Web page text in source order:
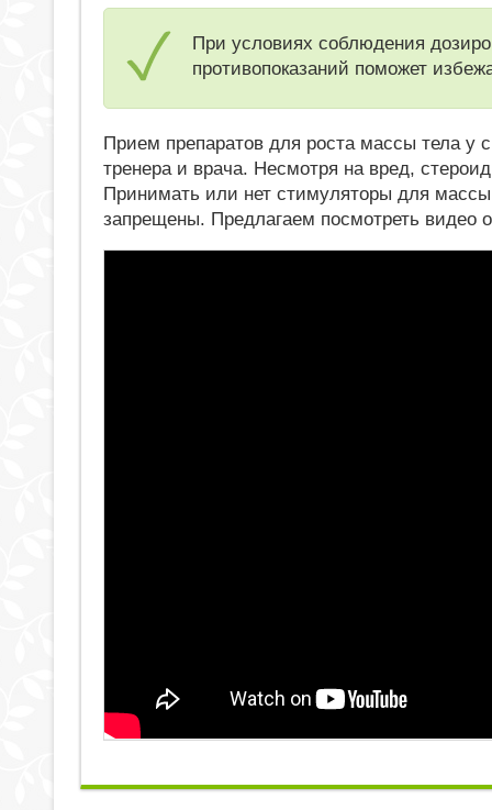
При условиях соблюдения
противопоказаний поможет
Прием препаратов для роста массы тела у
тренера и врача. Несмотря на вред,
Принимать или нет стимуляторы для
запрещены. Предлагаем посмотреть видео